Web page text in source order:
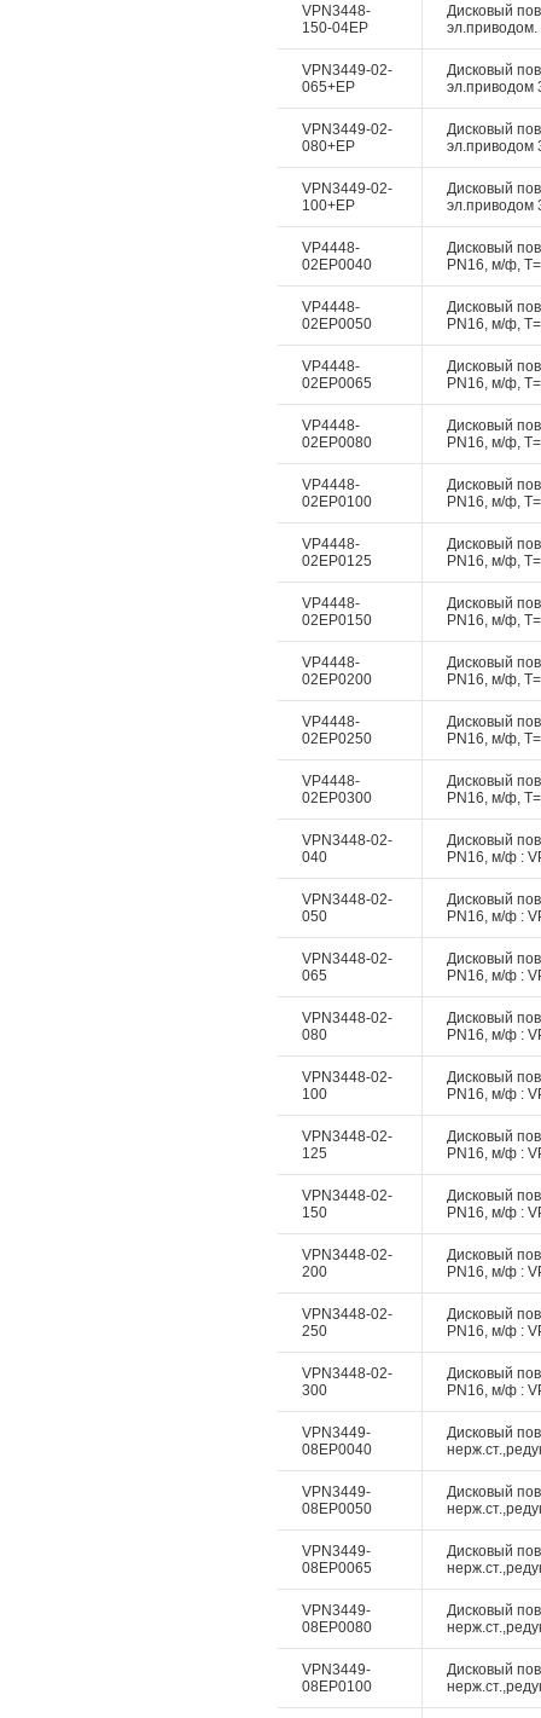
VPN3448-
150-04EP
Дисковый
VPN3449-02-
065+EP
Дисковый
эл.приводом
VPN3449-02-
080+EP
Дисковый
эл.приводом
VPN3449-02-
100+EP
Дисковый
эл.приводом
VP4448-
02EP0040
Дисковый
PN16, м/ф,
VP4448-
02EP0050
Дисковый
PN16, м/ф,
VP4448-
02EP0065
Дисковый
PN16, м/ф,
VP4448-
02EP0080
Дисковый
PN16, м/ф,
VP4448-
02EP0100
Дисковый
PN16, м/ф,
VP4448-
02EP0125
Дисковый
PN16, м/ф,
VP4448-
02EP0150
Дисковый
PN16, м/ф,
VP4448-
02EP0200
Дисковый
PN16, м/ф,
VP4448-
02EP0250
Дисковый
PN16, м/ф,
VP4448-
02EP0300
Дисковый
PN16, м/ф,
VPN3448-02-
040
Дисковый
PN16, м/ф :
VPN3448-02-
050
Дисковый
PN16, м/ф :
VPN3448-02-
065
Дисковый
PN16, м/ф :
VPN3448-02-
080
Дисковый
PN16, м/ф :
VPN3448-02-
100
Дисковый
PN16, м/ф :
VPN3448-02-
125
Дисковый
PN16, м/ф :
VPN3448-02-
150
Дисковый
PN16, м/ф :
VPN3448-02-
200
Дисковый
PN16, м/ф :
VPN3448-02-
250
Дисковый
PN16, м/ф :
VPN3448-02-
300
Дисковый
PN16, м/ф :
VPN3449-
08EP0040
Дисковый
VPN3449-
08EP0050
Дисковый
VPN3449-
08EP0065
Дисковый
VPN3449-
08EP0080
Дисковый
VPN3449-
08EP0100
Дисковый